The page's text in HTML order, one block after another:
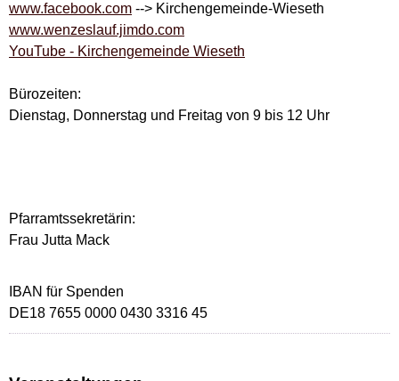
www.facebook.com --> Kirchengemeinde-Wieseth
www.wenzeslauf.jimdo.com
YouTube - Kirchengemeinde Wieseth
Bürozeiten:
Dienstag, Donnerstag und Freitag von 9 bis 12 Uhr
Pfarramtssekretärin:
Frau Jutta Mack
IBAN für Spenden
DE18 7655 0000 0430 3316 45